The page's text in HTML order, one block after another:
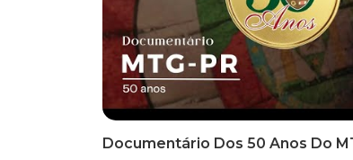
INFORMATIVOS
EDITAL DE CONVOCAÇÃO Nº
002/2026 - PROCESSO DE
SELEÇÃO DE EMPRESA PARA
PRESTAÇÃO DE SERVIÇOS DE
MARKETING E COMUNICAÇÃO